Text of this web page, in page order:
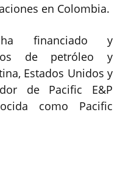
en Colombia.
financiado y
de petróleo y
Estados Unidos y
de Pacific E&P
como Pacific